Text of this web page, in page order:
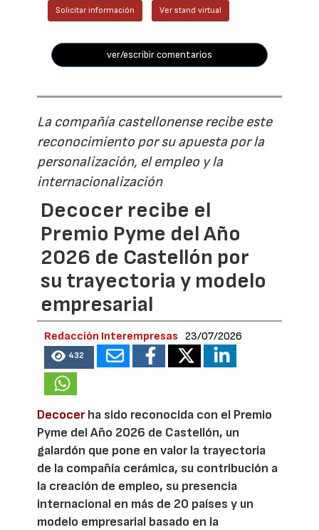
Solicitar información Ver stand virtual
ver/escribir comentarios
La compañía castellonense recibe este
reconocimiento por su apuesta por la
personalización, el empleo y la
internacionalización
Decocer recibe el
Premio Pyme del Año
2026 de Castellón por
su trayectoria y modelo
empresarial
Redacción Interempresas 23/07/2026
432
Decocerha sido reconocida con el Premio
Pyme del Año 2026 de Castellón, un
galardón que pone en valor la trayectoria
de la compañía cerámica, su contribución a
la creación de empleo, su presencia
internacional en más de 20 países y un
modelo empresarial basado en la